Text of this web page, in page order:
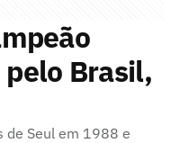
Brasil,
de Seul em 1988 e